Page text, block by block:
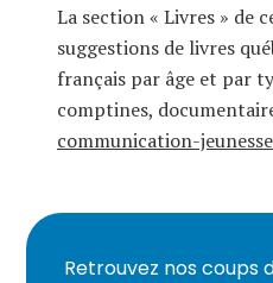
La section « Livres » de
suggestions de livres
français par âge et par
comptines,
communication-
Retrouvez nos coups